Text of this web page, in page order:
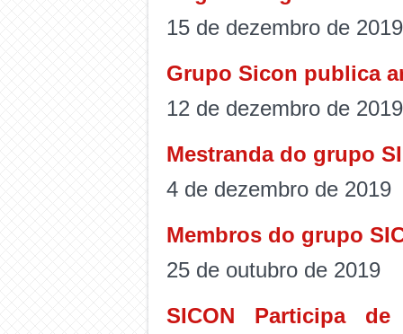
15 de dezembro de 2019
Grupo Sicon publica
12 de dezembro de 2019
Mestranda do grupo
4 de dezembro de 2019
Membros do grupo
25 de outubro de 2019
SICON Participa